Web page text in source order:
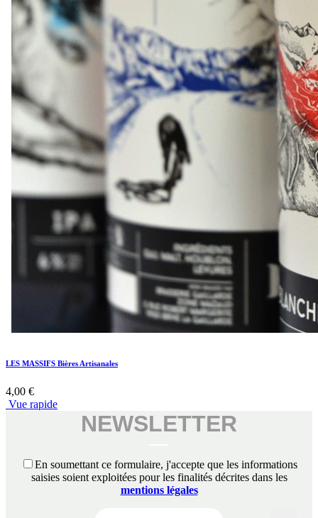
LES MASSIFS Bières Artisanales
4,00 €
Vue rapide
NEWSLETTER
En soumettant ce formulaire, j'accepte que les informations
saisies soient exploitées pour les finalités décrites dans les
mentions légales